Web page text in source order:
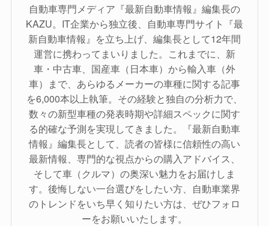
自動車専門メディア『最新自動車情報』編集長の
KAZU。IT企業から独立後、自動車専門サイト『最
新自動車情報』を立ち上げ、編集長として12年間
運営に携わってまいりました。これまでに、新
車・中古車、国産車（日本車）から輸入車（外
車）まで、あらゆるメーカーの車種に関する記事
を6,000本以上執筆。その経験と独自の分析力で、
数々の新型車種の発表時期や詳細スペックに関す
る的確な予測を実現してきました。『最新自動車
情報』編集長として、読者の皆様に信頼性の高い
最新情報、専門的な視点からの購入アドバイス、
そして車（クルマ）の奥深い魅力をお届けしま
す。後悔しない一台選びをしたい方、自動車業界
のトレンドをいち早く知りたい方は、ぜひフォロ
ーをお願いいたします。